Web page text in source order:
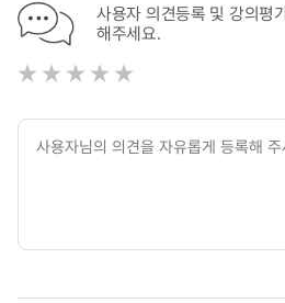
사용자 의견등록 및 강의평
해주세요.